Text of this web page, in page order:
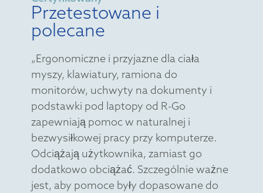
Przetestowane i
polecane
„Ergonomiczne i przyjazne dla ciała
myszy, klawiatury, ramiona do
monitorów, uchwyty na dokumenty i
podstawki pod laptopy od R-Go
zapewniają pomoc w naturalnej i
bezwysiłkowej pracy przy komputerze.
Odciążają użytkownika, zamiast go
dodatkowo obciążać. Szczególnie ważne
jest, aby pomoce były dopasowane do